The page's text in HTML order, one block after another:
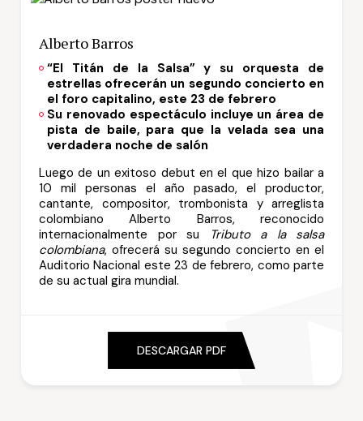
Alberto Barros
“El Titán de la Salsa” y su orquesta de
estrellas ofrecerán un segundo concierto en
el foro capitalino, este 23 de febrero
Su renovado espectáculo incluye un área de
pista de baile, para que la velada sea una
verdadera noche de salón
Luego de un exitoso debut en el que hizo bailar a
10 mil personas el año pasado, el productor,
cantante, compositor, trombonista y arreglista
colombiano Alberto Barros, reconocido
internacionalmente por su
Tributo a la salsa
colombiana, ofrecerá su segundo concierto en el
Auditorio Nacional este 23 de febrero, como parte
de su actual gira mundial.
DESCARGAR PDF